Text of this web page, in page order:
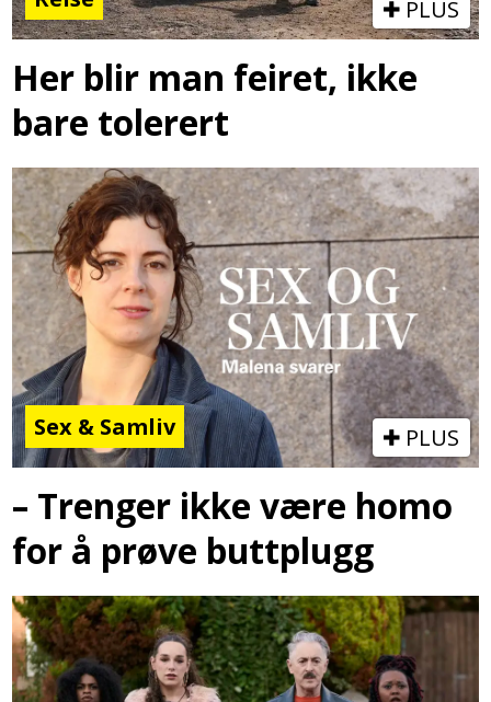
PLUS
Her blir man feiret, ikke
bare tolerert
Sex & Samliv PLUS
– Trenger ikke være homo
for å prøve buttplugg